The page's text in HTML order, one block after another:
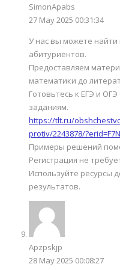
SimonApabs
27 May 2025 00:31:34
У нас вы можете
абитуриентов.
Предоставляем
математики до
Готовьтесь к ЕГЭ и
заданиям.
https://tlt.ru/
protiv/2243878/
Примеры решений
Регистрация не
Используйте ресурсы
результатов.
Apzpskjp
28 May 2025 00:08:27